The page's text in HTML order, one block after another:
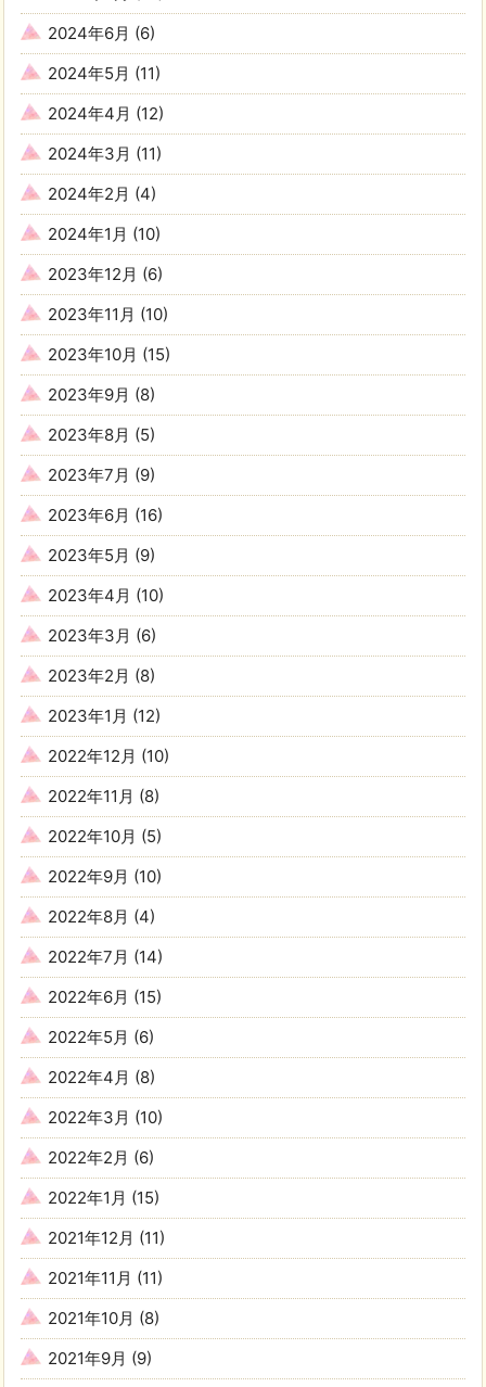
2024年6月 (6)
2024年5月 (11)
2024年4月 (12)
2024年3月 (11)
2024年2月 (4)
2024年1月 (10)
2023年12月 (6)
2023年11月 (10)
2023年10月 (15)
2023年9月 (8)
2023年8月 (5)
2023年7月 (9)
2023年6月 (16)
2023年5月 (9)
2023年4月 (10)
2023年3月 (6)
2023年2月 (8)
2023年1月 (12)
2022年12月 (10)
2022年11月 (8)
2022年10月 (5)
2022年9月 (10)
2022年8月 (4)
2022年7月 (14)
2022年6月 (15)
2022年5月 (6)
2022年4月 (8)
2022年3月 (10)
2022年2月 (6)
2022年1月 (15)
2021年12月 (11)
2021年11月 (11)
2021年10月 (8)
2021年9月 (9)